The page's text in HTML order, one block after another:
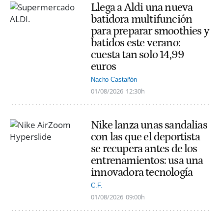
Llega a Aldi una nueva
batidora multifunción
para preparar smoothies y
batidos este verano:
cuesta tan solo 14,99
euros
Nacho Castañón
01/08/2026 12:30h
Nike lanza unas sandalias
con las que el deportista
se recupera antes de los
entrenamientos: usa una
innovadora tecnología
C.F.
01/08/2026 09:00h